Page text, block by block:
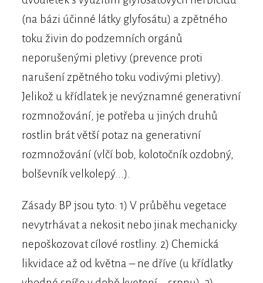
(na bázi účinné látky glyfosátu) a zpětného
toku živin do podzemních orgánů
neporušenými pletivy (prevence proti
narušení zpětného toku vodivými pletivy).
Jelikož u křídlatek je nevýznamné generativní
rozmnožování, je potřeba u jiných druhů
rostlin brát větší potaz na generativní
rozmnožování (vlčí bob, kolotočník ozdobný,
bolševník velkolepý...).
Zásady BP jsou tyto: 1) V průběhu vegetace
nevytrhávat a nekosit nebo jinak mechanicky
nepoškozovat cílové rostliny. 2) Chemická
likvidace až od května – ne dříve (u křídlatky